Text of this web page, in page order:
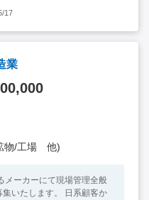
ある業務です 【必須
人経験を5年以上ある方 ・
理経験 ・製織また
17
業
物/工場 他)
メーカーにて現場管理全般
いたします。 日系顧客か